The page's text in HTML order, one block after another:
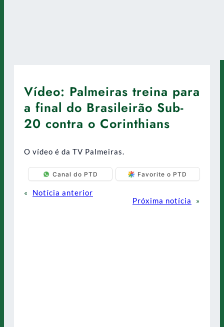
Vídeo: Palmeiras treina para
a final do Brasileirão Sub-
20 contra o Corinthians
O vídeo é da TV Palmeiras.
Canal do PTD Favorite o PTD
«
Notícia anterior
Próxima notícia
»